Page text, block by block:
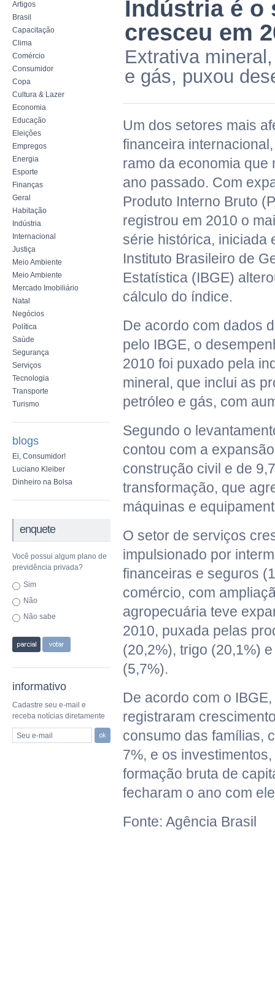
Artigos
Brasil
Capacitação
Clima
Comércio
Consumidor
Copa
Cultura & Lazer
Economia
Educação
Eleições
Empregos
Energia
Esporte
Finanças
Geral
Habitação
Indústria
Internacional
Justiça
Meio Ambiente
Meio Ambiente
Mercado Imobiliário
Natal
Negócios
Política
Saúde
Segurança
Serviços
Tecnologia
Transporte
Turismo
blogs
Ei, Consumidor!
Luciano Kleiber
Dinheiro na Bolsa
enquete
Você possui algum plano de
previdência privada?
Sim
Não
Não sabe
informativo
Cadastre seu e-mail e
receba notícias diretamente
Seu e-mail
Indústria é o
cresceu em
Extrativa
e gás, puxou
Um dos setores mais
financeira
ramo da economia que
ano passado. Com
Produto Interno Bruto
registrou em 2010 o
série histórica, iniciada
Instituto Brasileiro de
Estatística (IBGE)
cálculo do índice.
De acordo com dados
pelo IBGE, o
2010 foi puxado pela
mineral, que inclui as
petróleo e gás, com
Segundo o
contou com a
construção civil e de
transformação, que
máquinas e
O setor de serviços
impulsionado por
financeiras e seguros
comércio, com
agropecuária teve
2010, puxada pelas
(20,2%), trigo (20,1%)
(5,7%).
De acordo com o
registraram
consumo das famílias,
7%, e os
formação bruta de
fecharam o ano com
Fonte: Agência Brasil